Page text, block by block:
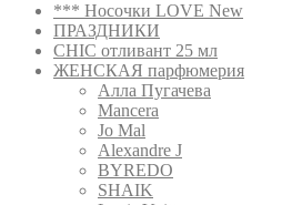
*** Носочки LOVE New
ПРАЗДНИКИ
CHIC отливант 25 мл
ЖЕНСКАЯ парфюмерия
Алла Пугачева
Mancera
Jo Mal
Alexandre J
BYREDO
SHAIK